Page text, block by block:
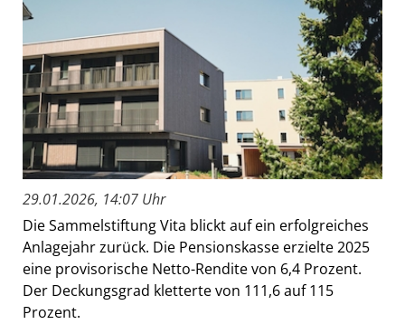
29.01.2026, 14:07 Uhr
Die Sammelstiftung Vita blickt auf ein erfolgreiches
Anlagejahr zurück. Die Pensionskasse erzielte 2025
eine provisorische Netto-Rendite von 6,4 Prozent.
Der Deckungsgrad kletterte von 111,6 auf 115
Prozent.